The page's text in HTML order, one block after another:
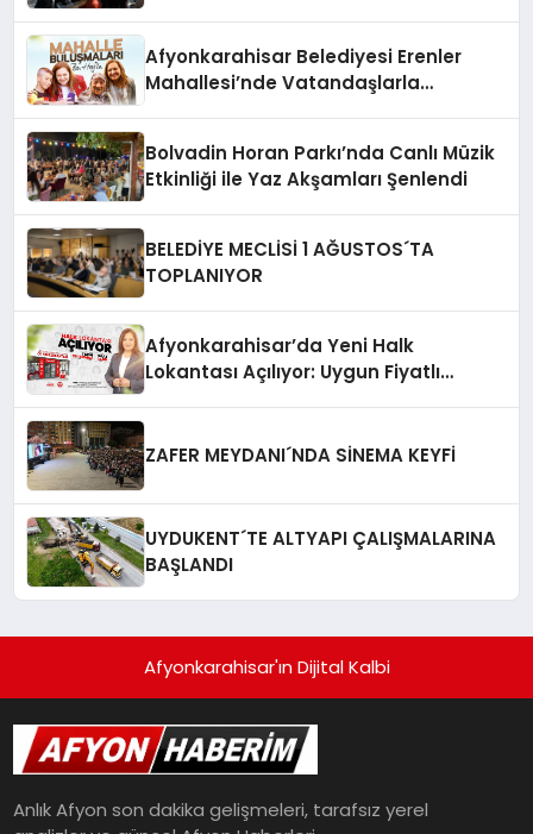
Afyonkarahisar Belediyesi Erenler
Mahallesi’nde Vatandaşlarla
Bolvadin Horan Parkı’nda Canlı Müzik
Etkinliği ile Yaz Akşamları Şenlendi
BELEDİYE MECLİSİ 1 AĞUSTOS´TA
TOPLANIYOR
Afyonkarahisar’da Yeni Halk
Lokantası Açılıyor: Uygun Fiyatlı
ZAFER MEYDANI´NDA SİNEMA KEYFİ
UYDUKENT´TE ALTYAPI ÇALIŞMALARINA
BAŞLANDI
Afyonkarahisar'ın Dijital Kalbi
Anlık Afyon son dakika gelişmeleri, tarafsız yerel